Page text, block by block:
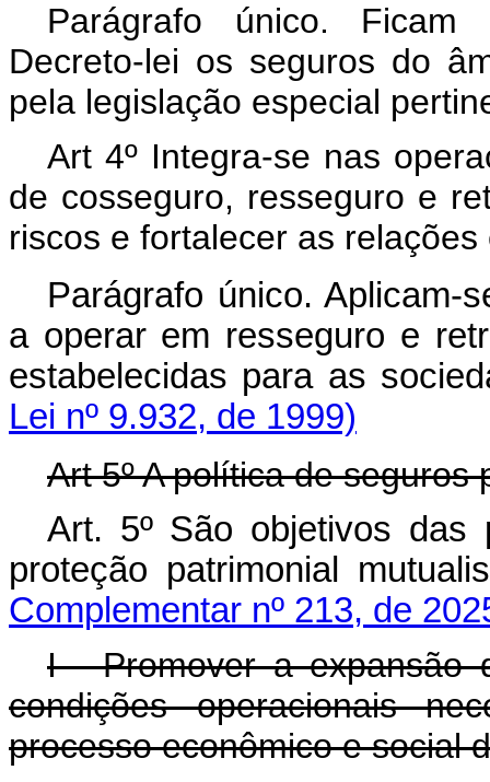
Parágrafo único. Ficam
Decreto-lei os seguros do
pela legislação especial
Art 4º Integra-se nas
de cosseguro, resseguro e
riscos e fortalecer as
Parágrafo único. Aplicam-
a operar em resseguro e
estabelecidas para as
Lei nº 9.932, de 1999)
Art 5º A política de seguros
Art. 5º São objetivos
proteção patrimonial
Complementar nº 213, de
I - Promover a expansão
condições operacionais
processo econômico e social